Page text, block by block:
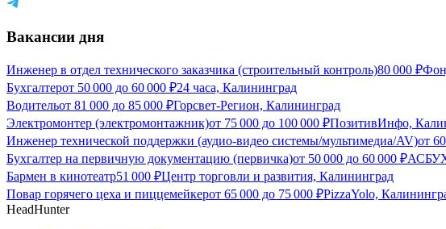
Вакансии дня
Инженер в отдел технического заказчика (строительный контроль)80 000 ₽
Бухгалтерот 50 000 до 60 000 ₽24 часа, Калининград
Водительот 81 000 до 85 000 ₽Горсвет-Регион, Калининград
Электромонтер (электромонтажник)от 75 000 до 100 000 ₽ПозитивИнфо,
Инженер технической поддержки (аудио-видео системы/мультимедиа/AV)от
Бухгалтер на первичную документацию (первичка)от 50 000 до 60 000 ₽
Бармен в кинотеатр51 000 ₽Центр торговли и развития, Калининград
Повар горячего цеха и пиццемейкерот 65 000 до 75 000 ₽PizzaYolo,
HeadHunter